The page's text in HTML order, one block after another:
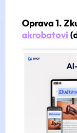
Oprava 1.
akrobatovi